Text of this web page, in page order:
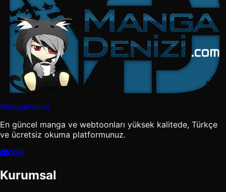
MangaDenizi
En güncel manga ve webtoonları yüksek kalitede, Türkçe
ve ücretsiz okuma platformunuz.
Kurumsal